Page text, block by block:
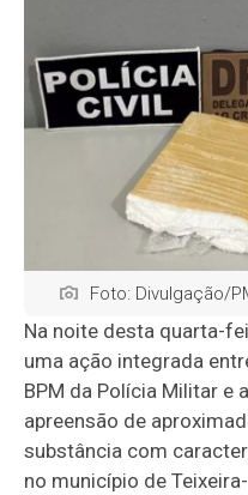
Foto: Divulgação/
Na noite desta quarta-
uma ação integrada
BPM da Polícia Militar e
apreensão de
substância com
no município de Teixeira-